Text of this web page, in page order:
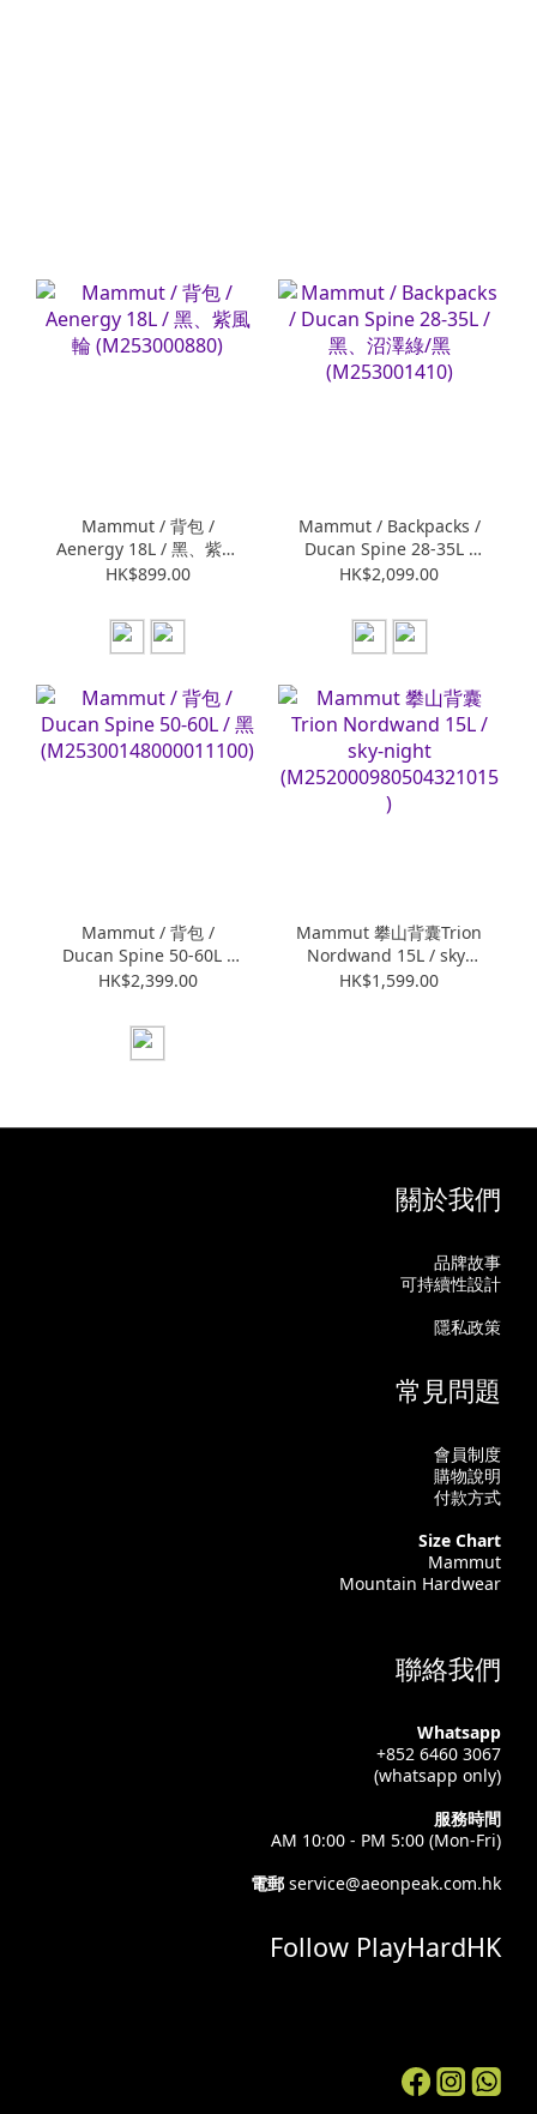
Mammut / 背包 /
Aenergy 18L / 黑、紫風
輪 (M253000880)
HK$899.00
Mammut / Backpacks /
Ducan Spine 28-35L /
黑、沼澤綠/黑
HK$2,099.00
Mammut / 背包 /
Ducan Spine 50-60L /
黑
)
HK$2,399.00
Mammut 攀山背囊Trion
Nordwand 15L / sky-
night
HK$1,599.00
關於我們
品牌故事
可持續性設計
隱私政策
常見問題
會員制度
購物說明
付款方式
Size Chart
Mammut
Mountain Hardwear
聯絡我們
Whatsapp
+852 6460 3067
(whatsapp only)
服務時間
AM 10:00 - PM 5:00 (Mon-Fri)
電郵 service@aeonpeak.com.hk
Follow PlayHardHK